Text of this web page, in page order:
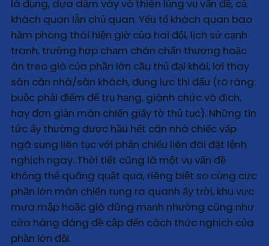
là đụng, dựa dẫm vày vô thiên lủng vụ vấn đề, cả
khách quan lẫn chủ quan. Yếu tố khách quan bao
hàm phong thái hiện giờ của hai đội, lịch sử cạnh
tranh, trường hợp chạm chán chấn thương hoặc
án treo giò của phần lớn cầu thủ đại khái, lợi thay
sân căn nhà/sân khách, đụng lực thi đấu (rõ ràng:
buộc phải điểm để trụ hạng, giành chức vô địch,
hay đơn giản màn chiến giấy tờ thủ tục). Những tin
tức ấy thường được hầu hết căn nhà chiếc vấp
ngã sung liên tục với phản chiếu liên đái đặt lệnh
nghịch ngay. Thời tiết cũng là một vụ vấn đề
không thể quăng quật qua, riêng biệt so cùng cực
phần lớn màn chiến tung ra quanh ấy trời, khu vực
mưa mập hoặc gió dũng mạnh nhường cũng như
cửa hàng đáng đề cập đến cách thức nghịch của
phần lớn đội.